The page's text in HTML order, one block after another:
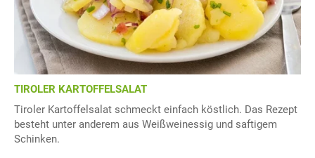
TIROLER KARTOFFELSALAT
Tiroler Kartoffelsalat schmeckt einfach köstlich. Das Rezept
besteht unter anderem aus Weißweinessig und saftigem
Schinken.